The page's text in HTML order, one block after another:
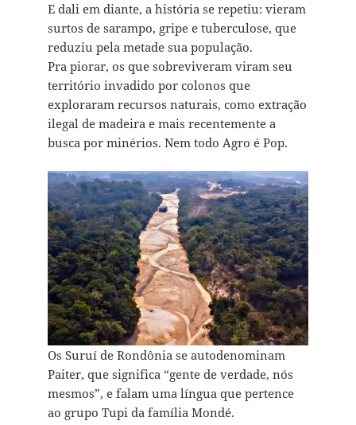
E dali em diante, a história se repetiu: vieram
surtos de sarampo, gripe e tuberculose, que
reduziu pela metade sua população.
Pra piorar, os que sobreviveram viram seu
território invadido por colonos que
exploraram recursos naturais, como extração
ilegal de madeira e mais recentemente a
busca por minérios. Nem todo Agro é Pop.
Os Suruí de Rondônia se autodenominam
Paiter, que significa “gente de verdade, nós
mesmos”, e falam uma língua que pertence
ao grupo Tupi da família Mondé.